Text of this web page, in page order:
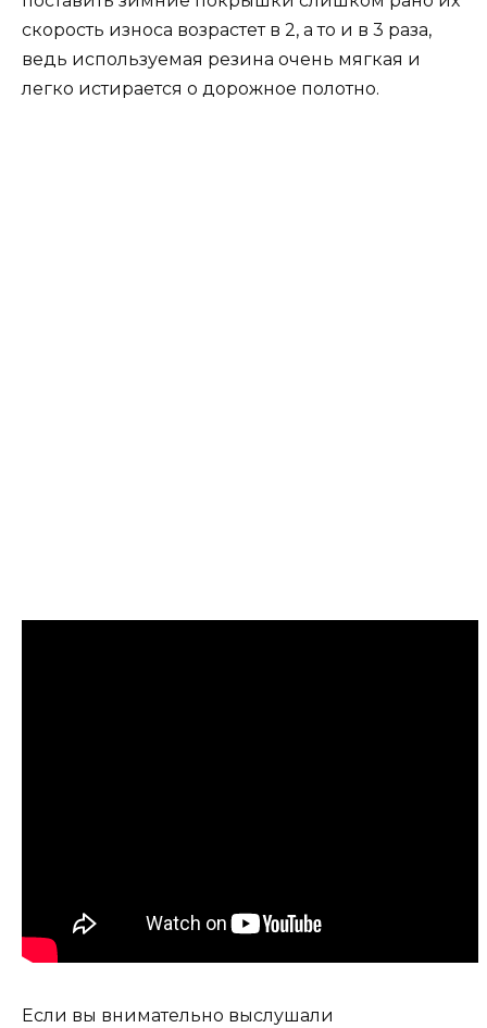
скорость износа возрастет в 2, а то и в 3 раза,
ведь используемая резина очень мягкая и
легко истирается о дорожное полотно.
Если вы внимательно выслушали